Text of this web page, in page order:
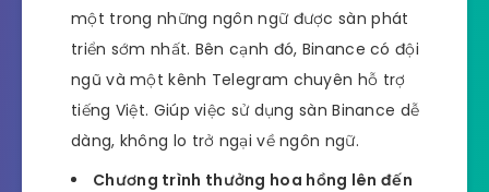
một trong những ngôn ngữ được sàn phát
triển sớm nhất. Bên cạnh đó, Binance có đội
ngũ và một kênh Telegram chuyên hỗ trợ
tiếng Việt. Giúp việc sử dụng sàn Binance dễ
dàng, không lo trở ngại về ngôn ngữ.
Chương trình thưởng hoa hồng lên đến